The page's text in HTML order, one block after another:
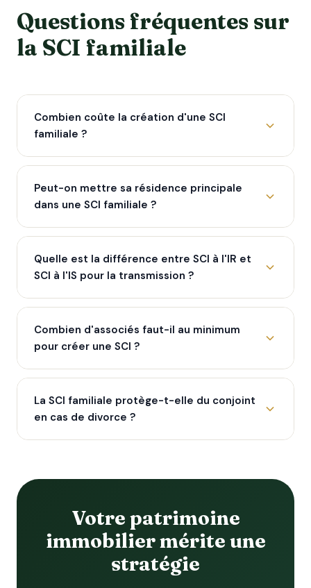
Questions fréquentes sur
la SCI familiale
Combien coûte la création d'une SCI
familiale ?
Peut-on mettre sa résidence principale
dans une SCI familiale ?
Quelle est la différence entre SCI à l'IR et
SCI à l'IS pour la transmission ?
Combien d'associés faut-il au minimum
pour créer une SCI ?
La SCI familiale protège-t-elle du conjoint
en cas de divorce ?
Votre patrimoine
immobilier mérite une
stratégie